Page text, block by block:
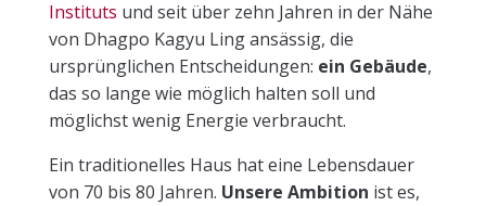
Instituts und seit über zehn Jahren in der Nähe
von Dhagpo Kagyu Ling ansässig, die
ursprünglichen Entscheidungen: ein Gebäude,
das so lange wie möglich halten soll und
möglichst wenig Energie verbraucht.
Ein traditionelles Haus hat eine Lebensdauer
von 70 bis 80 Jahren. Unsere Ambition ist es,